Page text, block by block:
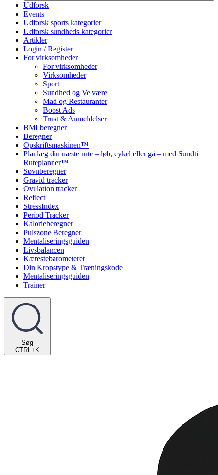
Udforsk
Events
Udforsk sports kategorier
Udforsk sundheds kategorier
Artikler
Login / Register
For virksomheder
For virksomheder
Virksomheder
Sport
Sundhed og Velvære
Mad og Restauranter
Boost Ads
Trust & Anmeldelser
BMI beregner
Beregner
Opskriftsmaskinen™
Planlæg din næste rute – løb, cykel eller gå – med Sundti
Ruteplanner™
Søvnberegner
Gravid tracker
Ovulation tracker
Reflect
StressIndex
Period Tracker
Kalorieberegner
Pulszone Beregner
Mentaliseringsguiden
Livsbalancen
Kærestebarometeret
Din Kropstype & Træningskode
Mentaliseringsguiden
Trainer
Søg
CTRL+K